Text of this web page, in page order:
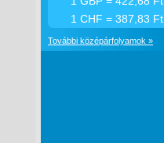
1 CHF = 387,83 Ft
További középárfolyamok »